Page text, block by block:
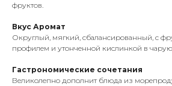
фруктов.
Вкус Аромат
Округлый, мягкий, сбалансированный, с
профилем и утонченной кислинкой в
Гастрономические сочетания
Великолепно дополнит блюда из